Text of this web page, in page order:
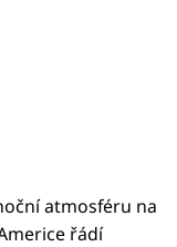
atmosféru na
řádí